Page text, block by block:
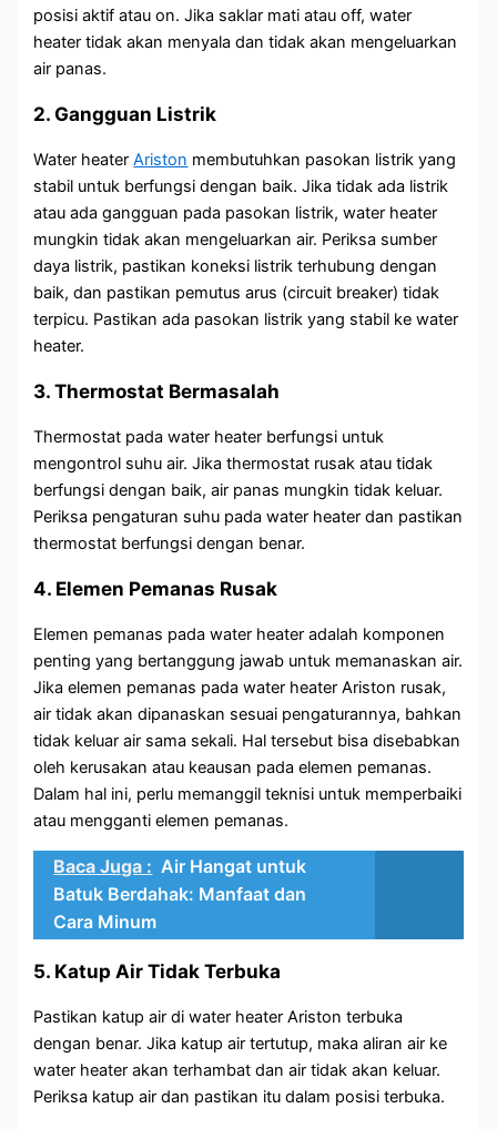
posisi aktif atau on. Jika saklar mati atau off, water
heater tidak akan menyala dan tidak akan mengeluarkan
air panas.
2. Gangguan Listrik
Water heaterAriston membutuhkan pasokan listrik yang
stabil untuk berfungsi dengan baik. Jika tidak ada listrik
atau ada gangguan pada pasokan listrik, water heater
mungkin tidak akan mengeluarkan air. Periksa sumber
daya listrik, pastikan koneksi listrik terhubung dengan
baik, dan pastikan pemutus arus (circuit breaker) tidak
terpicu. Pastikan ada pasokan listrik yang stabil ke water
heater.
3. Thermostat Bermasalah
Thermostat pada water heater berfungsi untuk
mengontrol suhu air. Jika thermostat rusak atau tidak
berfungsi dengan baik, air panas mungkin tidak keluar.
Periksa pengaturan suhu pada water heater dan pastikan
thermostat berfungsi dengan benar.
4. Elemen Pemanas Rusak
Elemen pemanas pada water heater adalah komponen
penting yang bertanggung jawab untuk memanaskan air.
Jika elemen pemanas pada water heater Ariston rusak,
air tidak akan dipanaskan sesuai pengaturannya, bahkan
tidak keluar air sama sekali. Hal tersebut bisa disebabkan
oleh kerusakan atau keausan pada elemen pemanas.
Dalam hal ini, perlu memanggil teknisi untuk memperbaiki
atau mengganti elemen pemanas.
Baca Juga : Air Hangat untuk
Batuk Berdahak: Manfaat dan
Cara Minum
5. Katup Air Tidak Terbuka
Pastikan katup air di water heater Ariston terbuka
dengan benar. Jika katup air tertutup, maka aliran air ke
water heater akan terhambat dan air tidak akan keluar.
Periksa katup air dan pastikan itu dalam posisi terbuka.